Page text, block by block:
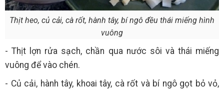
Thịt heo, củ cải, cà rốt, hành tây, bí ngô đều thái miếng hình
vuông
- Thịt lợn rửa sạch, chần qua nước sôi và thái miếng
vuông để vào chén.
- Củ cải, hành tây, khoai tây, cà rốt và bí ngô gọt bỏ vỏ,